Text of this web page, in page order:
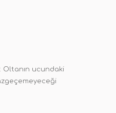
Oltanın ucundaki